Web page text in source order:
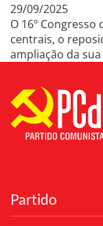
29/09/2025
O 16º
centrais, o
ampliação da
Partido